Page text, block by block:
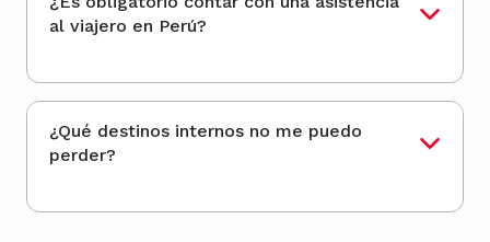
al viajero en Perú?
¿Qué destinos internos no me puedo
perder?